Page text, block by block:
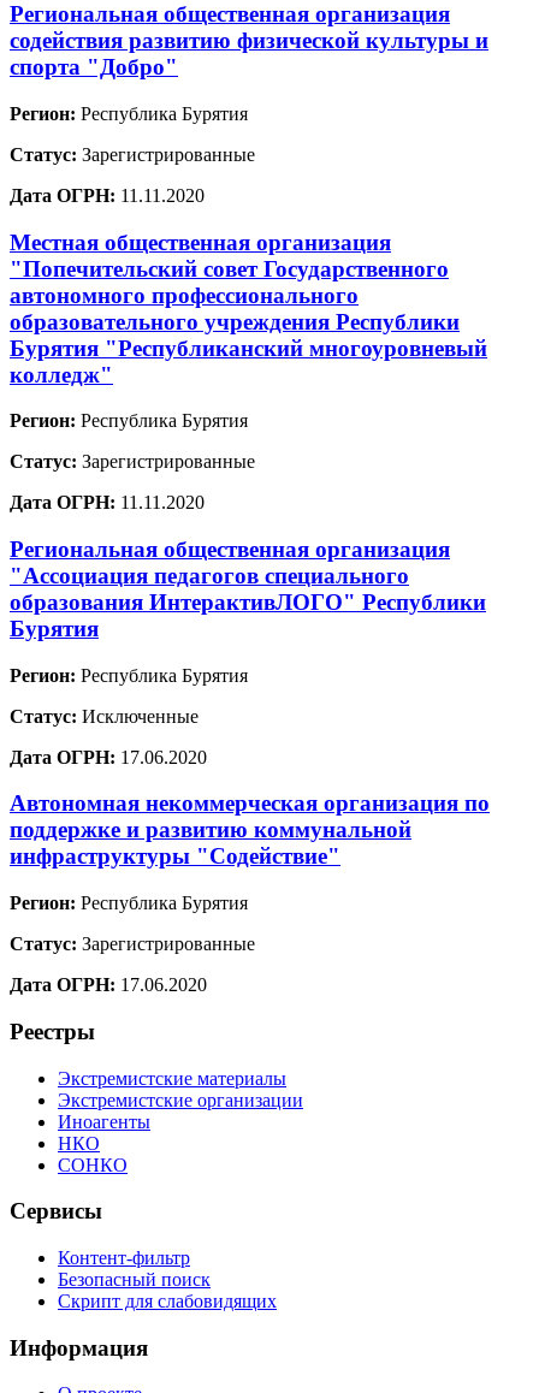
Региональная общественная организация
содействия развитию физической культуры и
спорта "Добро"
Регион: Республика Бурятия
Статус: Зарегистрированные
Дата ОГРН: 11.11.2020
Местная общественная организация
"Попечительский совет Государственного
автономного профессионального
образовательного учреждения Республики
Бурятия "Республиканский многоуровневый
колледж"
Регион: Республика Бурятия
Статус: Зарегистрированные
Дата ОГРН: 11.11.2020
Региональная общественная организация
"Ассоциация педагогов специального
образования ИнтерактивЛОГО" Республики
Бурятия
Регион: Республика Бурятия
Статус: Исключенные
Дата ОГРН: 17.06.2020
Автономная некоммерческая организация по
поддержке и развитию коммунальной
инфраструктуры "Содействие"
Регион: Республика Бурятия
Статус: Зарегистрированные
Дата ОГРН: 17.06.2020
Реестры
Экстремистские материалы
Экстремистские организации
Иноагенты
НКО
СОНКО
Сервисы
Контент-фильтр
Безопасный поиск
Скрипт для слабовидящих
Информация